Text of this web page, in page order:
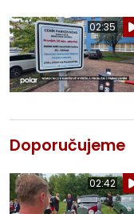
02:35
Doporučujeme
02:42